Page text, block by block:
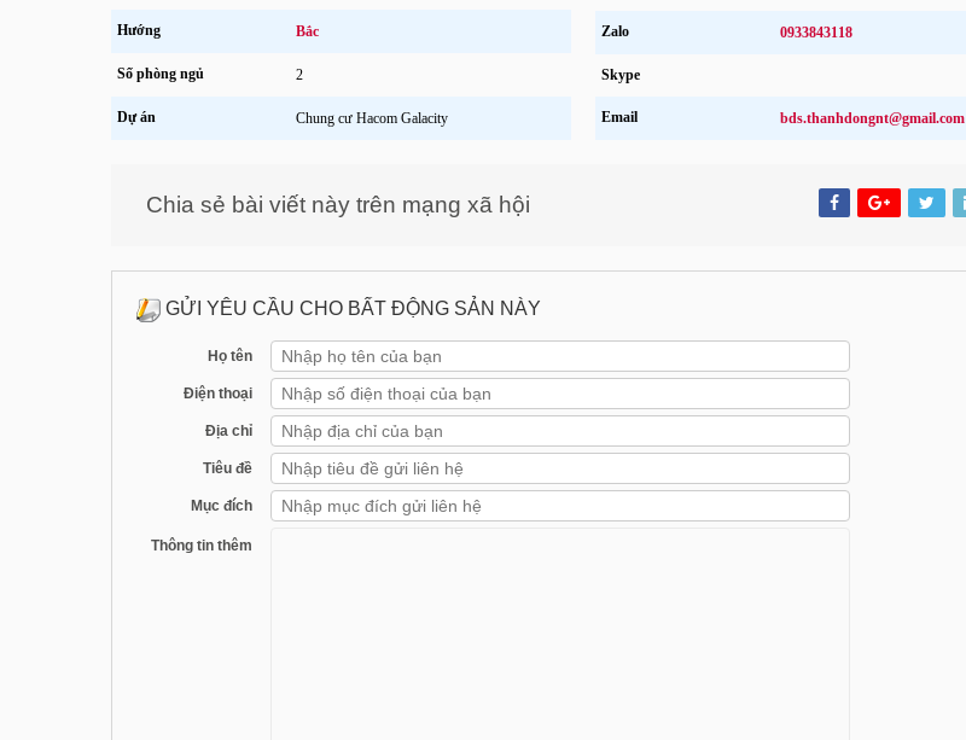
Hướng Bắc
Số phòng ngủ 2
Dự án Chung cư Hacom Galacity
Zalo 0933843118
Skype
Email bds.thanhdongnt@gmail.com
Chia sẻ bài viết này trên mạng xã hội
GỬI YÊU CẦU CHO BẤT ĐỘNG SẢN NÀY
Họ tên
Điện thoại
Địa chỉ
Tiêu đề
Mục đích
Thông tin thêm